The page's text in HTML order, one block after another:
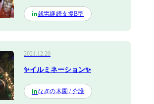
in就労継続支援B型
✨イルミネーション✨
2021.12.20
inなぎの木園 / 介護